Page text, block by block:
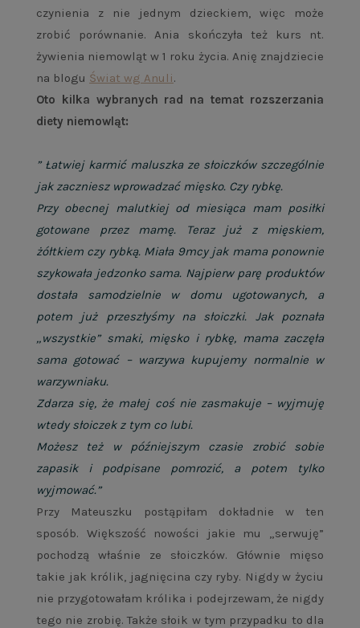
czynienia z nie jednym dzieckiem, więc może
zrobić porównanie. Ania skończyła też kurs nt.
żywienia niemowląt w 1 roku życia. Anię znajdziecie
na blogu Świat wg Anuli.
Oto kilka wybranych rad na temat rozszerzania
diety niemowląt:
” Łatwiej karmić maluszka ze słoiczków szczególnie
jak zaczniesz wprowadzać mięsko. Czy rybkę.
Przy obecnej malutkiej od miesiąca mam posiłki
gotowane przez mamę. Teraz już z mięskiem,
żółtkiem czy rybką. Miała 9mcy jak mama ponownie
szykowała jedzonko sama. Najpierw parę produktów
dostała samodzielnie w domu ugotowanych, a
potem już przeszłyśmy na słoiczki. Jak poznała
„wszystkie” smaki, mięsko i rybkę, mama zaczęła
sama gotować – warzywa kupujemy normalnie w
warzywniaku.
Zdarza się, że małej coś nie zasmakuje – wyjmuję
wtedy słoiczek z tym co lubi.
Możesz też w późniejszym czasie zrobić sobie
zapasik i podpisane pomrozić, a potem tylko
wyjmować.”
Przy Mateuszku postąpiłam dokładnie w ten
sposób. Większość nowości jakie mu „serwuję”
pochodzą właśnie ze słoiczków. Głównie mięso
takie jak królik, jagnięcina czy ryby. Nigdy w życiu
nie przygotowałam królika i podejrzewam, że nigdy
tego nie zrobię. Także słoik w tym przypadku to dla